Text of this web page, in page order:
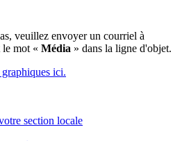
veuillez envoyer un courriel à
mot « Média » dans la ligne d'objet.
ici.
section locale